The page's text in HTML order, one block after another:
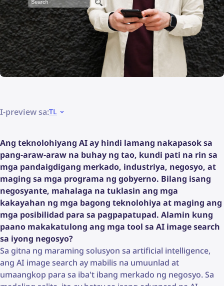
I-preview sa:TL
Ang teknolohiyang AI ay hindi lamang nakapasok sa
pang-araw-araw na buhay ng tao, kundi pati na rin sa
mga pandaigdigang merkado, industriya, negosyo, at
maging sa mga programa ng gobyerno. Bilang isang
negosyante, mahalaga na tuklasin ang mga
kakayahan ng mga bagong teknolohiya at maging ang
mga posibilidad para sa pagpapatupad. Alamin kung
paano makakatulong ang mga tool sa AI image search
sa iyong negosyo?
Sa gitna ng maraming solusyon sa artificial intelligence,
ang AI image search ay mabilis na umuunlad at
umaangkop para sa iba't ibang merkado ng negosyo. Sa